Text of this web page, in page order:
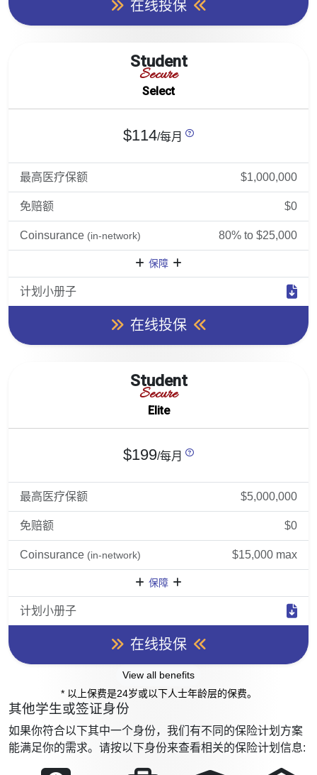
在线投保
Student
Secure
Select
$114/每月
最高医疗保额 $1,000,000
免赔额 $0
Coinsurance (in-network) 80% to $25,000
保障
计划小册子
在线投保
Student
Secure
Elite
$199/每月
最高医疗保额 $5,000,000
免赔额 $0
Coinsurance (in-network) $15,000 max
保障
计划小册子
在线投保
View all benefits
* 以上保费是24岁或以下人士年龄层的保费。
其他学生或签证身份
如果你符合以下其中一个身份，我们有不同的保险计划方案
能满足你的需求。请按以下身份来查看相关的保险计划信息: